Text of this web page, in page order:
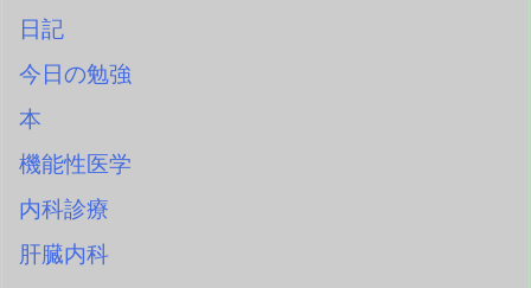
日記
今日の勉強
本
機能性医学
内科診療
肝臓内科